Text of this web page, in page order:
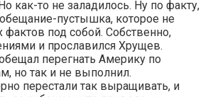
как-то не заладилось. Ну по факту,
пустышка, которое не
фактов под собой. Собственно,
и прославился Хрущев.
перегнать Америку по
но так и не выполнил.
перестали так выращивать, и